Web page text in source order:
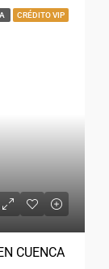
CRÉDITO VIP
CUENCA